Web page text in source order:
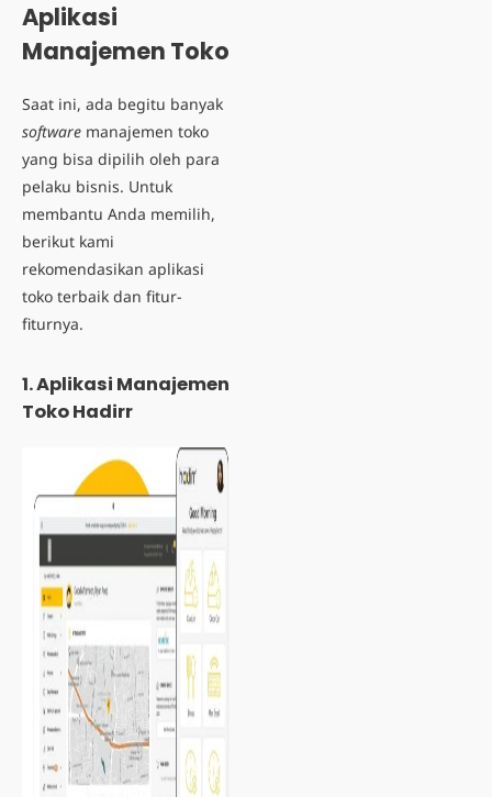
Aplikasi
Manajemen Toko
Saat ini, ada begitu banyak
software manajemen toko
yang bisa dipilih oleh para
pelaku bisnis. Untuk
membantu Anda memilih,
berikut kami
rekomendasikan aplikasi
toko terbaik dan fitur-
fiturnya.
1.Aplikasi Manajemen
Toko Hadirr